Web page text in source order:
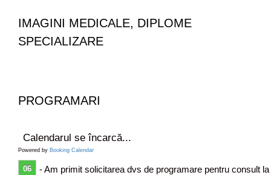
o
e
i
e
IMAGINI MEDICALE, DIPLOME
SPECIALIZARE
PROGRAMARI
Calendarul se încarcă...
Powered by Booking Calendar
06 - Am primit solicitarea dvs de programare pentru consult